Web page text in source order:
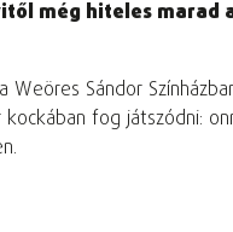
még hiteles
Sándor
fog játszódni: